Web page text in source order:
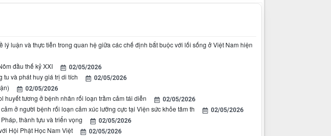
luận và thực tiễn trong quan hệ giữa các chế định bắt buộc với lối sống ở Việt Nam hiện
đầu thế kỷ XXI 02/05/2026
tu và phát huy giá trị di tích 02/05/2026
02/05/2026
huyết tương ở bệnh nhân rối loạn trầm cảm tái diễn 02/05/2026
ở người bệnh rối loạn cảm xúc lưỡng cực tại Viện sức khỏe tâm th 02/05/2026
thành tựu và triển vọng 02/05/2026
Hội Phật Học Nam Việt 02/05/2026